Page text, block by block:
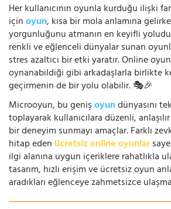
Her kullanıcının oyunla kurduğu ilişki
içinoyun, kısa bir mola anlamına
yorgunluğunu atmanın en keyifli
renkli ve eğlenceli dünyalar sunan
stres azaltıcı bir etki yaratır. Online
oynanabildiği gibi arkadaşlarla birlikte
geçirmenin de bir yolu olabilir. 🎭🎉
Microoyun, bu genişoyundünyasını
toplayarak kullanıcılara düzenli,
bir deneyim sunmayı amaçlar. Farklı
hitap eden ücretsiz online oyunlar
ilgi alanına uygun içeriklere rahatlıkla
tasarım, hızlı erişim ve ücretsiz oyun
aradıkları eğlenceye zahmetsizce